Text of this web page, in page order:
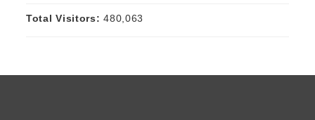
Total Visitors:480,063